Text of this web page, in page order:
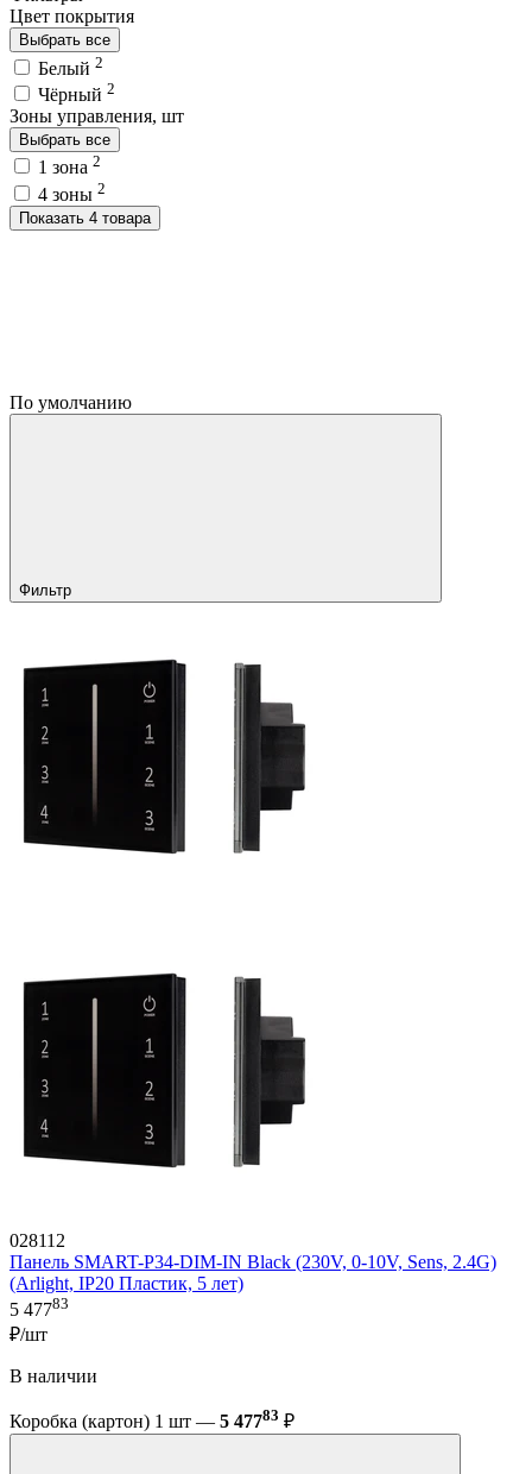
Цвет покрытия
Выбрать все
Белый 2
Чёрный 2
Зоны управления, шт
Выбрать все
1 зона 2
4 зоны 2
Показать 4 товара
По умолчанию
Фильтр
028112
Панель SMART-P34-DIM-IN Black (230V, 0-10V, Sens, 2.4G)
(Arlight, IP20 Пластик, 5 лет)
5 47783
₽/шт
В наличии
Коробка (картон) 1 шт — 5 47783 ₽